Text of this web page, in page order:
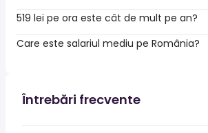
519 lei pe ora este cât de mult pe an?
Care este salariul mediu pe România?
Întrebări frecvente